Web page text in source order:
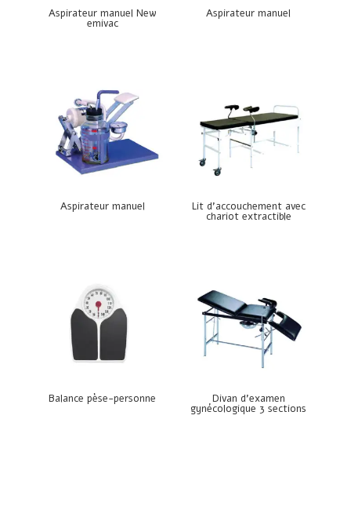
Aspirateur manuel New
emivac
Aspirateur manuel
Aspirateur manuel Lit d’accouchement avec
chariot extractible
Balance pèse-personne Divan d’examen
gynécologique 3 sections